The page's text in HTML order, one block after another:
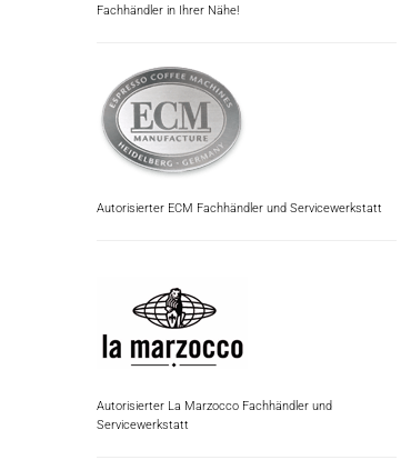
Fachhändler in Ihrer Nähe!
Autorisierter ECM Fachhändler und Servicewerkstatt
Autorisierter La Marzocco Fachhändler und
Servicewerkstatt